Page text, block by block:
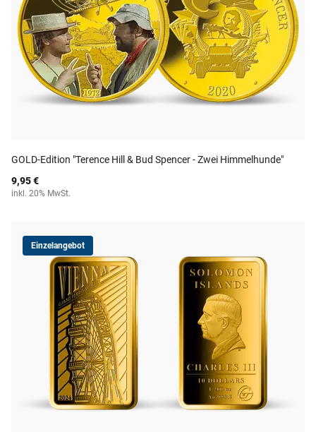
GOLD-Edition "Terence Hill & Bud Spencer - Zwei Himmelhunde"
9,95 €
inkl. 20% MwSt.
Einzelangebot